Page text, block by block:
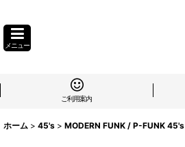
メニュー
ご利用案内
ホーム > 45's > MODERN FUNK / P-FUNK 45's